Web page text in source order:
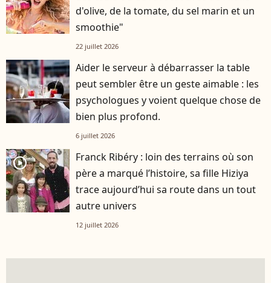
d'olive, de la tomate, du sel marin et un
smoothie"
22 juillet 2026
Aider le serveur à débarrasser la table
peut sembler être un geste aimable : les
psychologues y voient quelque chose de
bien plus profond.
6 juillet 2026
player2
Franck Ribéry : loin des terrains où son
père a marqué l’histoire, sa fille Hiziya
trace aujourd’hui sa route dans un tout
autre univers
12 juillet 2026